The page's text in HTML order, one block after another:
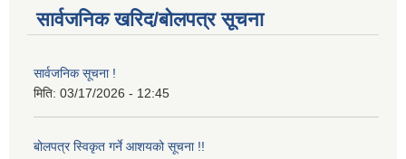
सार्वजनिक खरिद/बोलपत्र सूचना
सार्वजनिक सूचना !
मिति: 03/17/2026 - 12:45
बोलपत्र स्विकृत गर्ने आशयको सूचना !!